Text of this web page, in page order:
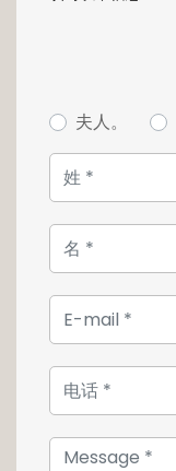
est complété
De la cuisine,
étage où se
taille ainsi
se niche une
sud, parfaite
Au 3ème et
aménagés
parentale de
dressing et
de quiétude
夫人。